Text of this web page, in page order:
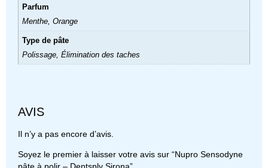
Parfum
Menthe, Orange
Type de pâte
Polissage, Élimination des taches
AVIS
Il n’y a pas encore d’avis.
Soyez le premier à laisser votre avis sur “Nupro Sensodyne